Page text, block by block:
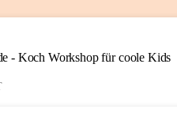
- Koch Workshop für coole Kids